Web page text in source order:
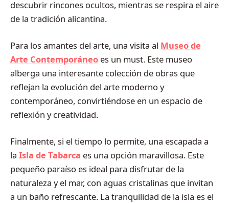
descubrir rincones ocultos, mientras se respira el aire
de la tradición alicantina.
Para los amantes del arte, una visita al Museo de
Arte Contemporáneo es un must. Este museo
alberga una interesante colección de obras que
reflejan la evolución del arte moderno y
contemporáneo, convirtiéndose en un espacio de
reflexión y creatividad.
Finalmente, si el tiempo lo permite, una escapada a
la Isla de Tabarca es una opción maravillosa. Este
pequeño paraíso es ideal para disfrutar de la
naturaleza y el mar, con aguas cristalinas que invitan
a un baño refrescante. La tranquilidad de la isla es el